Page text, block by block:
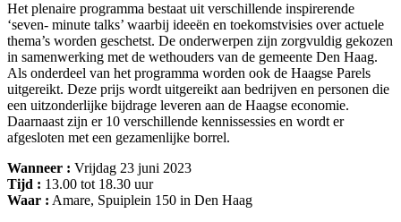
Het plenaire programma bestaat uit verschillende inspirerende
‘seven- minute talks’ waarbij ideeën en toekomstvisies over actuele
thema’s worden geschetst. De onderwerpen zijn zorgvuldig gekozen
in samenwerking met de wethouders van de gemeente Den Haag.
Als onderdeel van het programma worden ook de Haagse Parels
uitgereikt. Deze prijs wordt uitgereikt aan bedrijven en personen die
een uitzonderlijke bijdrage leveren aan de Haagse economie.
Daarnaast zijn er 10 verschillende kennissessies en wordt er
afgesloten met een gezamenlijke borrel.
Wanneer : Vrijdag 23 juni 2023
Tijd : 13.00 tot 18.30 uur
Waar : Amare, Spuiplein 150 in Den Haag